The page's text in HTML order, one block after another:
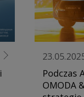
Podczas
OMODA